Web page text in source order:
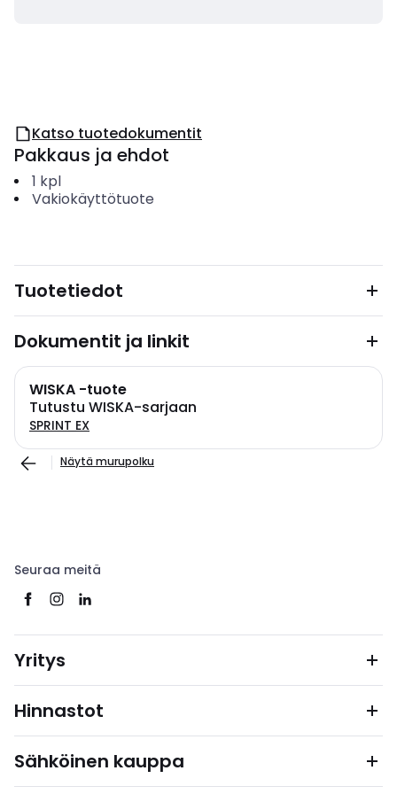
Katso tuotedokumentit
Pakkaus ja ehdot
1 kpl
Vakiokäyttötuote
Tuotetiedot
Dokumentit ja linkit
WISKA -tuote
Tutustu WISKA-sarjaan
SPRINT EX
Näytä murupolku
Seuraa meitä
Yritys
Hinnastot
Sähköinen kauppa